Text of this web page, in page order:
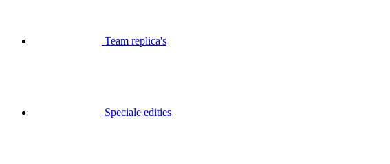
Team replica's
Speciale edities